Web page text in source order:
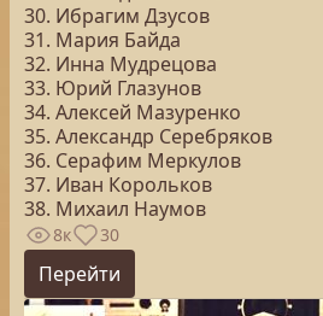
30. Ибрагим Дзусов
31. Мария Байда
32. Инна Мудрецова
33. Юрий Глазунов
34. Алексей Мазуренко
35. Александр Серебряков
36. Серафим Меркулов
37. Иван Корольков
38. Михаил Наумов
8к 30
Перейти